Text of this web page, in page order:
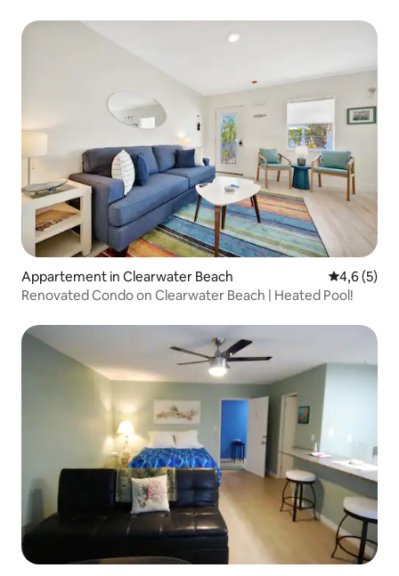
Appartement in Clearwater Beach
4,6 (5)
Renovated Condo on Clearwater Beach | Heated Pool!